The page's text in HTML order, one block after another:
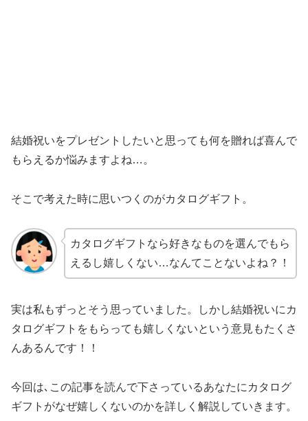
結婚祝いをプレゼントしたいと思っても何を贈れば喜んで
もらえるか悩みますよね…。
そこで考えた時に思いつくのがカタログギフト。
カタログギフトなら好きなものを選んでもら
えるし嬉しくない…なんてことないよね？！
実は私もずっとそう思っていました。しかし結婚祝いにカ
タログギフトをもらっても嬉しくないという意見もたくさ
んあるんです！！
今回は､この記事を読んで下さっているあなたにカタログ
ギフトがなぜ嬉しくないのかを詳しく解説していきます。